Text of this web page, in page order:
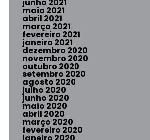
junho 2021
maio 2021
abril 2021
março 2021
fevereiro 2021
janeiro 2021
dezembro 2020
novembro 2020
outubro 2020
setembro 2020
agosto 2020
julho 2020
junho 2020
maio 2020
abril 2020
março 2020
fevereiro 2020
janeiro 2020